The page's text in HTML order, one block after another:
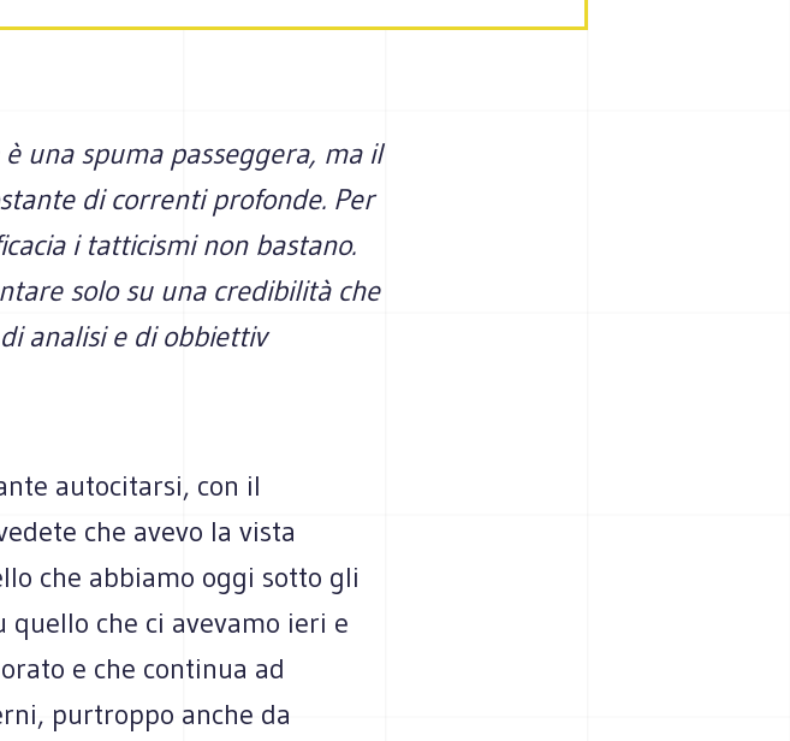
una spuma passeggera, ma il
di correnti profonde. Per
i tatticismi non bastano.
solo su una credibilità che
analisi e di obbiettiv
autocitarsi, con il
che avevo la vista
che abbiamo oggi sotto gli
quello che ci avevamo ieri e
e che continua ad
purtroppo anche da